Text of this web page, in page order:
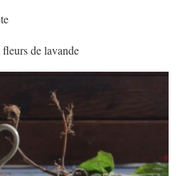
de lavande